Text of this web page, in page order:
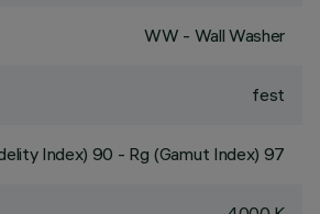
WW - Wall Washer
fest
Index) 90 - Rg (Gamut Index) 97